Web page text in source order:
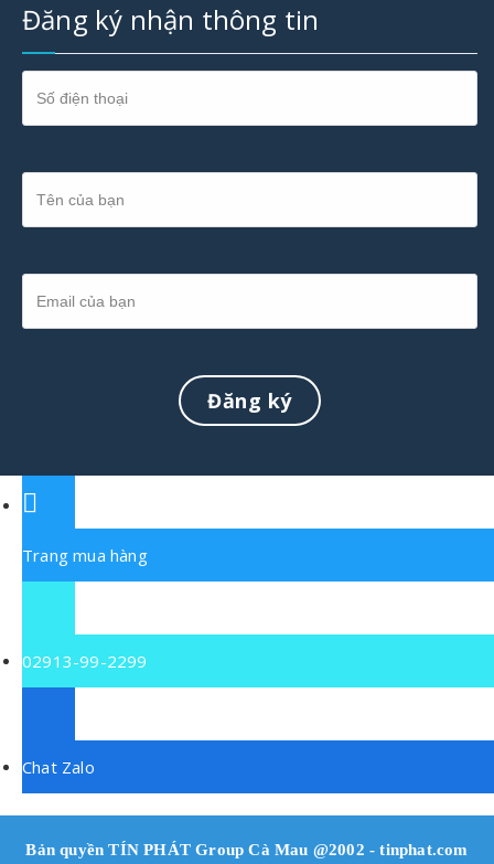
Đăng ký nhận thông tin
Trang mua hàng
02913-99-2299
Chat Zalo
Bản quyền TÍN PHÁT Group Cà Mau @2002 - tinphat.com